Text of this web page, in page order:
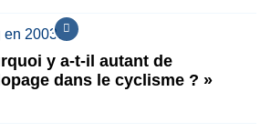
y a-t-il autant de
dans le cyclisme ? »